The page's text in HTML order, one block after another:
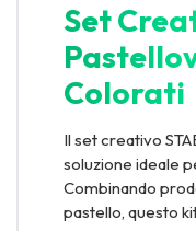
Set
Colorati
Il set creativo
soluzione ideale
Combinando
pastello, questo